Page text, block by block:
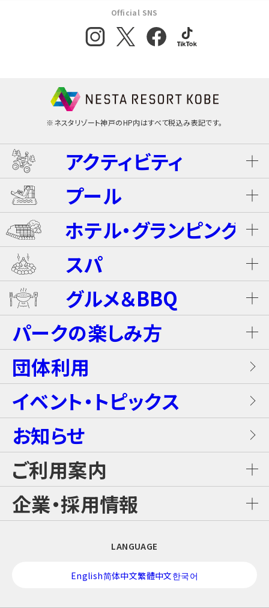
※ネスタリゾート神戸のHP内はすべて税込み表記です。
アクティビティ
ネスタ･バギーツアー（別途有料）
ライジング・バギー Level S
ライジング・バギー
キャンディー・カート＜1Dayパス不要＞
ブラスター・バトルフィールド
ワイルド・カヌー
スカイジャングル スリルコース
スカイジャングル ファンコース
スカイジャングル ジップライン
プール
ウォータースライダー
プール
屋内キッズプール
レンタル席
フード
おすすめチケット
ホテル・グランピング
ホテル ザ・ネスタ＆スパ
グランピングキャビン
プレミアテラス
メゾネットスイートヴィラ
ロイヤルスイートヴィラ
カジュアルコテージ
スパ
温泉
岩盤浴（着衣サウナ）
お食事
施設案内
ご利用料金
グルメ＆BBQ
ホテルブッフェ(朝食・夕食)
ALL DAY DINING GRANDISH
GLAMP BBQ
GLAMP LUNCH
日本料理 さざんか
酒バー はりま
パークの楽しみ方
【団体向け！】労働組合ファミリー交流イベ
ントプラン
アクティブ・プラン
雨の日プラン
修学旅行プラン！
団体利用
イベント・トピックス
お知らせ
Official SNS
ご利用案内
チケット購入・料金案内
企業・採用情報
LANGUAGE
English简体中文繁體中文한국어